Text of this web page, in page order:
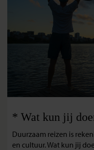
* Wat kun jij
Duurzaam reizen is
en cultuur. Wat kun jij